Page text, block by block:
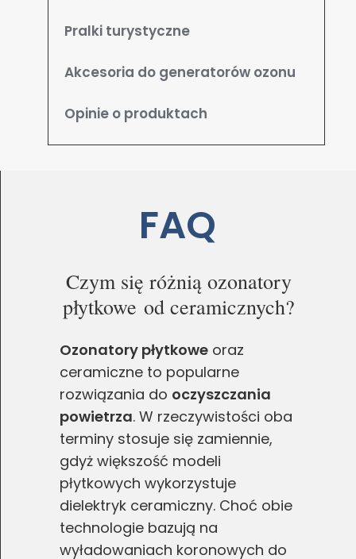
Pralki turystyczne
Akcesoria do generatorów ozonu
Opinie o produktach
FAQ
Czym się różnią ozonatory
płytkowe od ceramicznych?
Ozonatory płytkowe oraz
ceramiczne to popularne
rozwiązania do oczyszczania
powietrza. W rzeczywistości oba
terminy stosuje się zamiennie,
gdyż większość modeli
płytkowych wykorzystuje
dielektryk ceramiczny. Choć obie
technologie bazują na
wyładowaniach koronowych do